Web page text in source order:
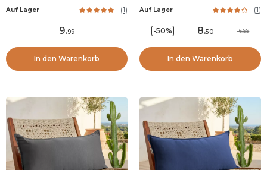
Auf Lager (1)
9.99
In den Warenkorb
Auf Lager (1)
-50% 8.50 16.99
In den Warenkorb